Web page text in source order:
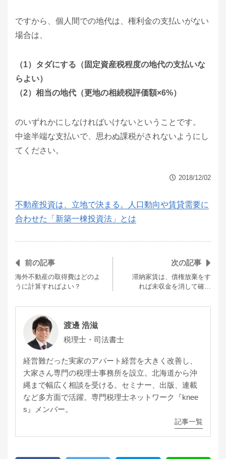
ですから、個人間での地代は、権利金の支払いがない
場合は、
（1）タダにする（固定資産税程度の地代の支払いな
らよい）
（2）相当の地代（更地の相続税評価額×6%）
のいずれかにしなければいけないということです。
中途半端な支払いで、思わぬ課税がされないようにし
てください。
2018/12/02
不動産投資は、立地で決まる。人口動向や賃貸需要に
合わせた「新築一棟投資法」とは
前の記事
海外不動産の取得費はどのよ
うに計算すればよい？
次の記事
滞納家賃は、債権放棄をす
れば未収金を消して確…
渡邊 浩滋
税理士・司法書士
経営難だった実家のアパート経営を大きく改善し、
大家さん専門の税理士事務所を設立。北海道から沖
縄まで幅広く相談を受ける。セミナー、出版、連載
など多方面で活躍。専門税理士ネットワーク『knee
s』メンバー。
記事一覧